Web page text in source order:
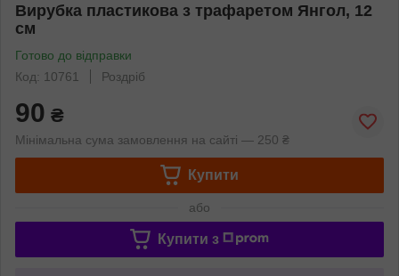
Вирубка пластикова з трафаретом Янгол, 12
см
Готово до відправки
Код: 10761
Роздріб
90 ₴
Мінімальна сума замовлення на сайті — 250 ₴
Купити
або
Купити з